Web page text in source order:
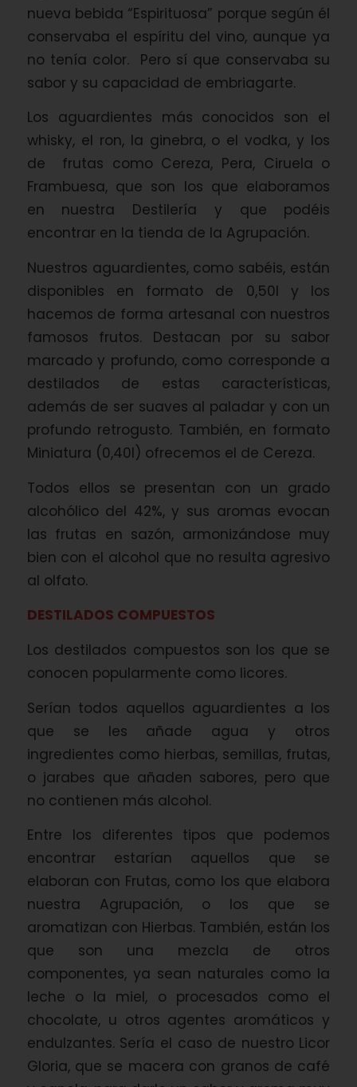
nueva bebida “Espirituosa” porque según él
conservaba el espíritu del vino, aunque ya
no tenía color. Pero sí que conservaba su
sabor y su capacidad de embriagarte.
Los aguardientes más conocidos son el
whisky, el ron, la ginebra, o el vodka, y los
de frutas como Cereza, Pera, Ciruela o
Frambuesa, que son los que elaboramos
en nuestra Destilería y que podéis
encontrar en la tienda de la Agrupación.
Nuestros aguardientes, como sabéis, están
disponibles en formato de 0,50l y los
hacemos de forma artesanal con nuestros
famosos frutos. Destacan por su sabor
marcado y profundo, como corresponde a
destilados de estas características,
además de ser suaves al paladar y con un
profundo retrogusto. También, en formato
Miniatura (0,40l) ofrecemos el de Cereza.
Todos ellos se presentan con un grado
alcohólico del 42%, y sus aromas evocan
las frutas en sazón, armonizándose muy
bien con el alcohol que no resulta agresivo
al olfato.
DESTILADOS COMPUESTOS
Los destilados compuestos son los que se
conocen popularmente como licores.
Serían todos aquellos aguardientes a los
que se les añade agua y otros
ingredientes como hierbas, semillas, frutas,
o jarabes que añaden sabores, pero que
no contienen más alcohol.
Entre los diferentes tipos que podemos
encontrar estarían aquellos que se
elaboran con Frutas, como los que elabora
nuestra Agrupación, o los que se
aromatizan con Hierbas. También, están los
que son una mezcla de otros
componentes, ya sean naturales como la
leche o la miel, o procesados como el
chocolate, u otros agentes aromáticos y
endulzantes. Sería el caso de nuestro Licor
Gloria, que se macera con granos de café